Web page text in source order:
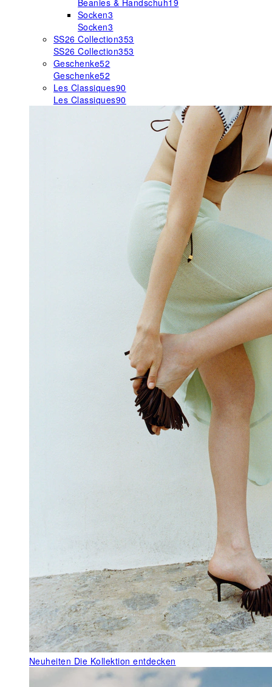
Beanies & Handschuh19
Socken3
Socken3
SS26 Collection353
SS26 Collection353
Geschenke52
Geschenke52
Les Classiques90
Les Classiques90
Neuheiten Die Kollektion entdecken